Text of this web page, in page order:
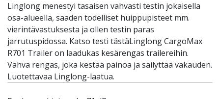
Linglong menestyi tasaisen vahvasti testin jokaisella
osa-alueella, saaden todelliset huippupisteet mm.
vierintävastuksesta ja ollen testin paras
jarrutuspidossa. Katso testi tästäLinglong CargoMax
R701 Trailer on laadukas kesärengas trailereihin.
Vahva rengas, joka kestää painoa ja säilyttää vakauden.
Luotettavaa Linglong-laatua.